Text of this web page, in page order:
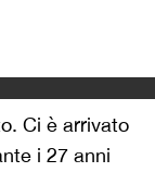
Ci è arrivato
i 27 anni